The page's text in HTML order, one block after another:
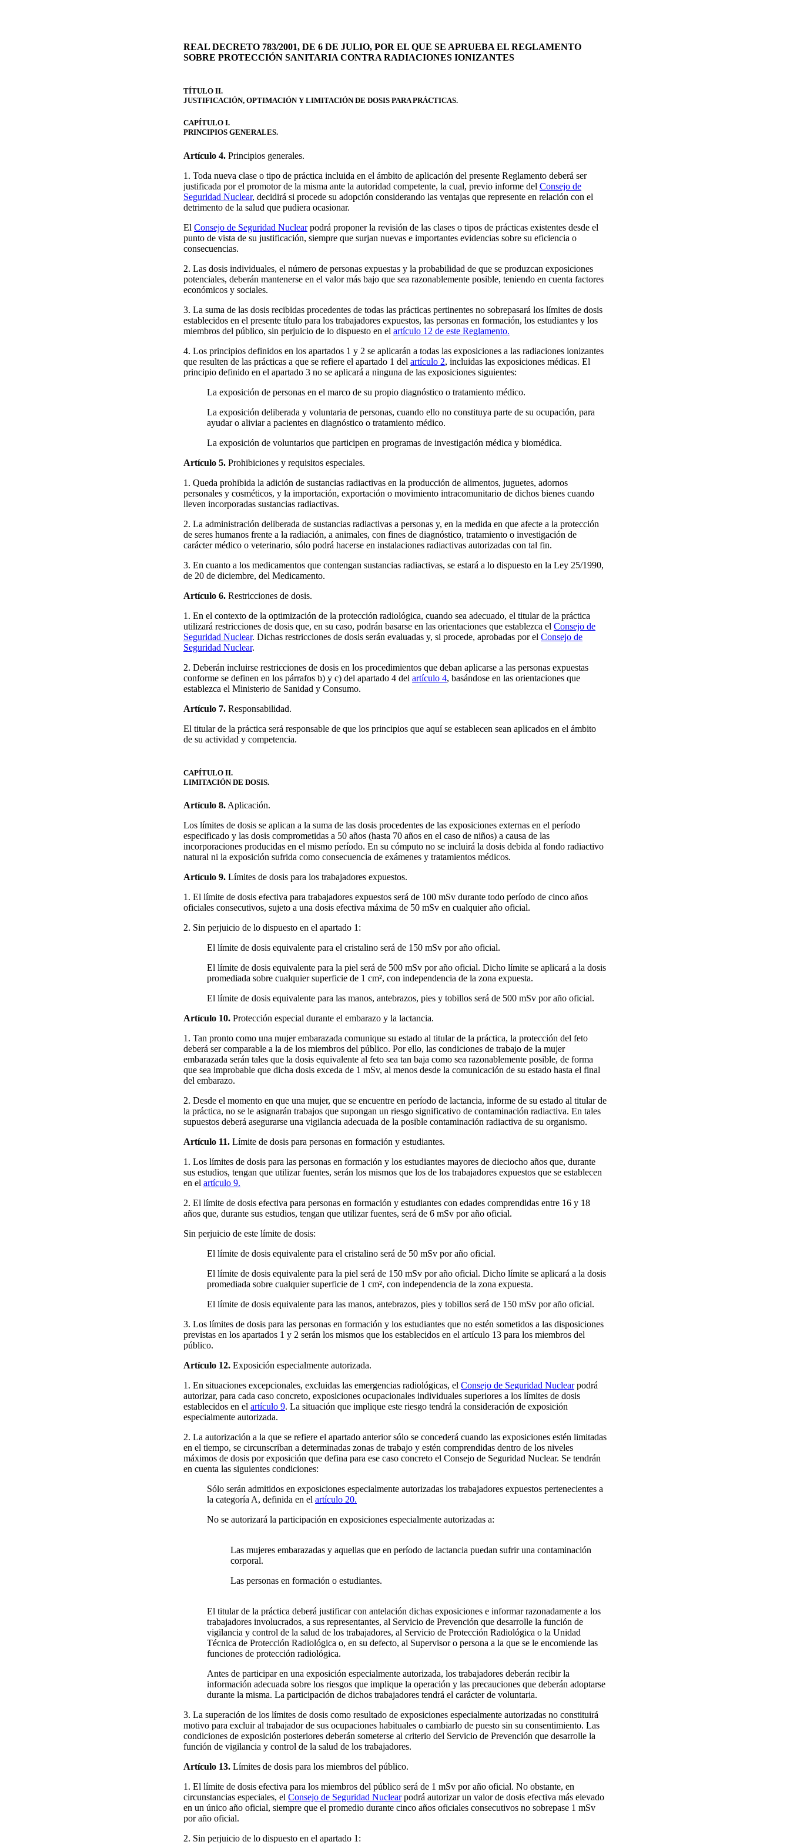
REAL DECRETO 783/2001, DE 6 DE JULIO, POR EL QUE SE APRUEBA EL REGLAMENTO
SOBRE PROTECCIÓN SANITARIA CONTRA RADIACIONES IONIZANTES
TÍTULO II.
JUSTIFICACIÓN, OPTIMACIÓN Y LIMITACIÓN DE DOSIS PARA PRÁCTICAS.
CAPÍTULO I.
PRINCIPIOS GENERALES.
Artículo 4. Principios generales.
1. Toda nueva clase o tipo de práctica incluida en el ámbito de aplicación del presente Reglamento deberá ser
justificada por el promotor de la misma ante la autoridad competente, la cual, previo informe del Consejo de
Seguridad Nuclear, decidirá si procede su adopción considerando las ventajas que represente en relación con el
detrimento de la salud que pudiera ocasionar.
El Consejo de Seguridad Nuclearpodrá proponer la revisión de las clases o tipos de prácticas existentes desde el
punto de vista de su justificación, siempre que surjan nuevas e importantes evidencias sobre su eficiencia o
consecuencias.
2. Las dosis individuales, el número de personas expuestas y la probabilidad de que se produzcan exposiciones
potenciales, deberán mantenerse en el valor más bajo que sea razonablemente posible, teniendo en cuenta factores
económicos y sociales.
3. La suma de las dosis recibidas procedentes de todas las prácticas pertinentes no sobrepasará los límites de dosis
establecidos en el presente título para los trabajadores expuestos, las personas en formación, los estudiantes y los
miembros del público, sin perjuicio de lo dispuesto en el artículo 12 de este Reglamento.
4. Los principios definidos en los apartados 1 y 2 se aplicarán a todas las exposiciones a las radiaciones ionizantes
que resulten de las prácticas a que se refiere el apartado 1 del artículo 2, incluidas las exposiciones médicas. El
principio definido en el apartado 3 no se aplicará a ninguna de las exposiciones siguientes:
La exposición de personas en el marco de su propio diagnóstico o tratamiento médico.
La exposición deliberada y voluntaria de personas, cuando ello no constituya parte de su ocupación, para
ayudar o aliviar a pacientes en diagnóstico o tratamiento médico.
La exposición de voluntarios que participen en programas de investigación médica y biomédica.
Artículo 5. Prohibiciones y requisitos especiales.
1. Queda prohibida la adición de sustancias radiactivas en la producción de alimentos, juguetes, adornos
personales y cosméticos, y la importación, exportación o movimiento intracomunitario de dichos bienes cuando
lleven incorporadas sustancias radiactivas.
2. La administración deliberada de sustancias radiactivas a personas y, en la medida en que afecte a la protección
de seres humanos frente a la radiación, a animales, con fines de diagnóstico, tratamiento o investigación de
carácter médico o veterinario, sólo podrá hacerse en instalaciones radiactivas autorizadas con tal fin.
3. En cuanto a los medicamentos que contengan sustancias radiactivas, se estará a lo dispuesto en la Ley 25/1990,
de 20 de diciembre, del Medicamento.
Artículo 6. Restricciones de dosis.
1. En el contexto de la optimización de la protección radiológica, cuando sea adecuado, el titular de la práctica
utilizará restricciones de dosis que, en su caso, podrán basarse en las orientaciones que establezca el Consejo de
Seguridad Nuclear. Dichas restricciones de dosis serán evaluadas y, si procede, aprobadas por el Consejo de
Seguridad Nuclear.
2. Deberán incluirse restricciones de dosis en los procedimientos que deban aplicarse a las personas expuestas
conforme se definen en los párrafos b) y c) del apartado 4 del artículo 4, basándose en las orientaciones que
establezca el Ministerio de Sanidad y Consumo.
Artículo 7. Responsabilidad.
El titular de la práctica será responsable de que los principios que aquí se establecen sean aplicados en el ámbito
de su actividad y competencia.
CAPÍTULO II.
LIMITACIÓN DE DOSIS.
Artículo 8. Aplicación.
Los límites de dosis se aplican a la suma de las dosis procedentes de las exposiciones externas en el período
especificado y las dosis comprometidas a 50 años (hasta 70 años en el caso de niños) a causa de las
incorporaciones producidas en el mismo período. En su cómputo no se incluirá la dosis debida al fondo radiactivo
natural ni la exposición sufrida como consecuencia de exámenes y tratamientos médicos.
Artículo 9. Límites de dosis para los trabajadores expuestos.
1. El límite de dosis efectiva para trabajadores expuestos será de 100 mSv durante todo período de cinco años
oficiales consecutivos, sujeto a una dosis efectiva máxima de 50 mSv en cualquier año oficial.
2. Sin perjuicio de lo dispuesto en el apartado 1:
El límite de dosis equivalente para el cristalino será de 150 mSv por año oficial.
El límite de dosis equivalente para la piel será de 500 mSv por año oficial. Dicho límite se aplicará a la dosis
promediada sobre cualquier superficie de 1 cm², con independencia de la zona expuesta.
El límite de dosis equivalente para las manos, antebrazos, pies y tobillos será de 500 mSv por año oficial.
Artículo 10. Protección especial durante el embarazo y la lactancia.
1. Tan pronto como una mujer embarazada comunique su estado al titular de la práctica, la protección del feto
deberá ser comparable a la de los miembros del público. Por ello, las condiciones de trabajo de la mujer
embarazada serán tales que la dosis equivalente al feto sea tan baja como sea razonablemente posible, de forma
que sea improbable que dicha dosis exceda de 1 mSv, al menos desde la comunicación de su estado hasta el final
del embarazo.
2. Desde el momento en que una mujer, que se encuentre en período de lactancia, informe de su estado al titular de
la práctica, no se le asignarán trabajos que supongan un riesgo significativo de contaminación radiactiva. En tales
supuestos deberá asegurarse una vigilancia adecuada de la posible contaminación radiactiva de su organismo.
Artículo 11. Límite de dosis para personas en formación y estudiantes.
1. Los límites de dosis para las personas en formación y los estudiantes mayores de dieciocho años que, durante
sus estudios, tengan que utilizar fuentes, serán los mismos que los de los trabajadores expuestos que se establecen
en el artículo 9.
2. El límite de dosis efectiva para personas en formación y estudiantes con edades comprendidas entre 16 y 18
años que, durante sus estudios, tengan que utilizar fuentes, será de 6 mSv por año oficial.
Sin perjuicio de este límite de dosis:
El límite de dosis equivalente para el cristalino será de 50 mSv por año oficial.
El límite de dosis equivalente para la piel será de 150 mSv por año oficial. Dicho límite se aplicará a la dosis
promediada sobre cualquier superficie de 1 cm², con independencia de la zona expuesta.
El límite de dosis equivalente para las manos, antebrazos, pies y tobillos será de 150 mSv por año oficial.
3. Los límites de dosis para las personas en formación y los estudiantes que no estén sometidos a las disposiciones
previstas en los apartados 1 y 2 serán los mismos que los establecidos en el artículo 13 para los miembros del
público.
Artículo 12. Exposición especialmente autorizada.
1. En situaciones excepcionales, excluidas las emergencias radiológicas, el Consejo de Seguridad Nuclearpodrá
autorizar, para cada caso concreto, exposiciones ocupacionales individuales superiores a los límites de dosis
establecidos en el artículo 9. La situación que implique este riesgo tendrá la consideración de exposición
especialmente autorizada.
2. La autorización a la que se refiere el apartado anterior sólo se concederá cuando las exposiciones estén limitadas
en el tiempo, se circunscriban a determinadas zonas de trabajo y estén comprendidas dentro de los niveles
máximos de dosis por exposición que defina para ese caso concreto el Consejo de Seguridad Nuclear. Se tendrán
en cuenta las siguientes condiciones:
Sólo serán admitidos en exposiciones especialmente autorizadas los trabajadores expuestos pertenecientes a
la categoría A, definida en el artículo 20.
No se autorizará la participación en exposiciones especialmente autorizadas a:
Las mujeres embarazadas y aquellas que en período de lactancia puedan sufrir una contaminación
corporal.
Las personas en formación o estudiantes.
El titular de la práctica deberá justificar con antelación dichas exposiciones e informar razonadamente a los
trabajadores involucrados, a sus representantes, al Servicio de Prevención que desarrolle la función de
vigilancia y control de la salud de los trabajadores, al Servicio de Protección Radiológica o la Unidad
Técnica de Protección Radiológica o, en su defecto, al Supervisor o persona a la que se le encomiende las
funciones de protección radiológica.
Antes de participar en una exposición especialmente autorizada, los trabajadores deberán recibir la
información adecuada sobre los riesgos que implique la operación y las precauciones que deberán adoptarse
durante la misma. La participación de dichos trabajadores tendrá el carácter de voluntaria.
3. La superación de los límites de dosis como resultado de exposiciones especialmente autorizadas no constituirá
motivo para excluir al trabajador de sus ocupaciones habituales o cambiarlo de puesto sin su consentimiento. Las
condiciones de exposición posteriores deberán someterse al criterio del Servicio de Prevención que desarrolle la
función de vigilancia y control de la salud de los trabajadores.
Artículo 13. Límites de dosis para los miembros del público.
1. El límite de dosis efectiva para los miembros del público será de 1 mSv por año oficial. No obstante, en
circunstancias especiales, el Consejo de Seguridad Nuclearpodrá autorizar un valor de dosis efectiva más elevado
en un único año oficial, siempre que el promedio durante cinco años oficiales consecutivos no sobrepase 1 mSv
por año oficial.
2. Sin perjuicio de lo dispuesto en el apartado 1: